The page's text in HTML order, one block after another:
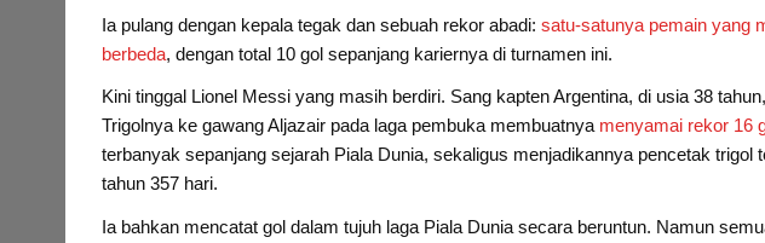
Ia pulang dengan kepala tegak dan sebuah rekor abadi:satu-satunya pemain yang
berbeda, dengan total 10 gol sepanjang kariernya di turnamen ini.
Kini tinggal Lionel Messi yang masih berdiri. Sang kapten Argentina, di usia 38
Trigolnya ke gawang Aljazair pada laga pembuka membuatnya menyamai rekor 16
terbanyak sepanjang sejarah Piala Dunia, sekaligus menjadikannya pencetak trigol
tahun 357 hari.
Ia bahkan mencatat gol dalam tujuh laga Piala Dunia secara beruntun. Namun